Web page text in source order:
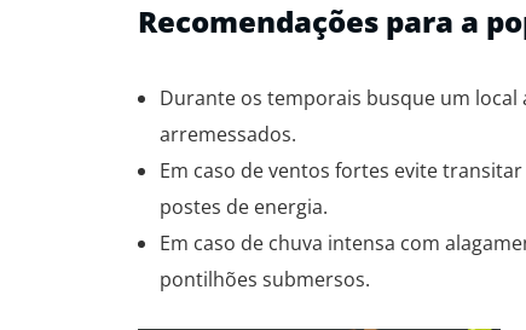
Recomendações para a
Durante os temporais busque um
arremessados.
Em caso de ventos fortes evite
postes de energia.
Em caso de chuva intensa com
pontilhões submersos.